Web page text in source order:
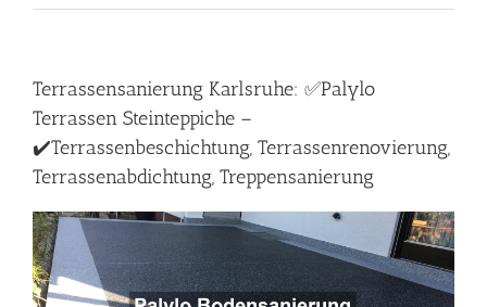
Terrassensanierung Karlsruhe: ✅Palylo
Terrassen Steinteppiche –
✔️Terrassenbeschichtung, Terrassenrenovierung,
Terrassenabdichtung, Treppensanierung